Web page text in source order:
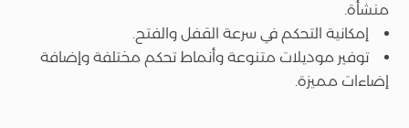
منشأة.
إمكانية التحكم في سرعة القفل والفتح.
توفير موديلات متنوعة وأنماط تحكم مختلفة وإضافة
إضاءات مميزة.